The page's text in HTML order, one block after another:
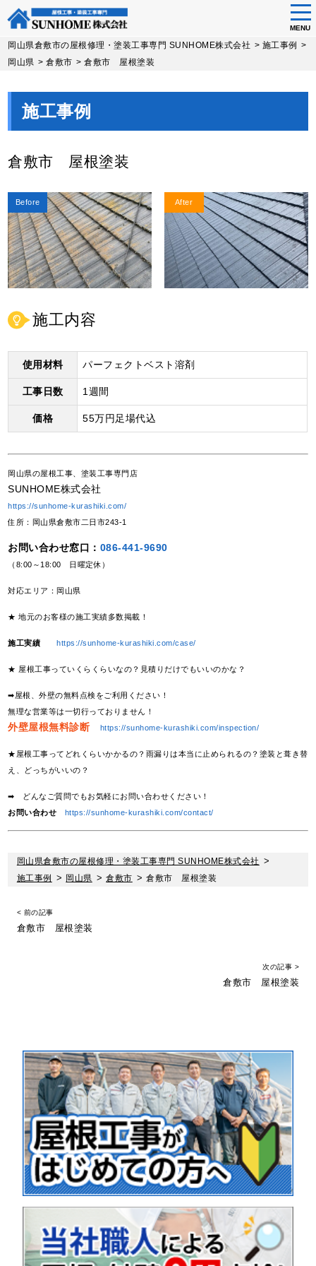
Skip
MENU
岡山県倉敷市の屋根修理・塗装工事専門 SUNHOME株式会社 > 施工事例 >
岡山県 >倉敷市 >倉敷市 屋根塗装
施工事例
倉敷市 屋根塗装
Before After
施工内容
使用材料 パーフェクトベスト溶剤
工事日数 1週間
価格 55万円足場代込
岡山県の屋根工事、塗装工事専門店
SUNHOME株式会社
https://sunhome-kurashiki.com/
住所：岡山県倉敷市二日市243-1
お問い合わせ窓口： 086-441-9690
（8:00～18:00 日曜定休）
対応エリア：岡山県
★ 地元のお客様の施工実績多数掲載！
施工実績 https://sunhome-kurashiki.com/case/
★ 屋根工事っていくらくらいなの？見積りだけでもいいのかな？
➡屋根、外壁の無料点検をご利用ください！
無理な営業等は一切行っておりません！
外壁屋根無料診断 https://sunhome-kurashiki.com/inspection/
★屋根工事ってどれくらいかかるの？雨漏りは本当に止められるの？塗装と葺き替
え、どっちがいいの？
➡ どんなご質問でもお気軽にお問い合わせください！
お問い合わせ
https://sunhome-kurashiki.com/contact/
岡山県倉敷市の屋根修理・塗装工事専門 SUNHOME株式会社 >
施工事例
> 岡山県 >倉敷市 >倉敷市 屋根塗装
< 前の記事
倉敷市 屋根塗装
次の記事 >
倉敷市 屋根塗装